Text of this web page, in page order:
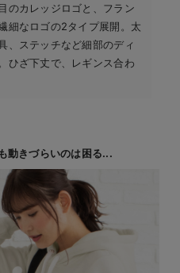
のカレッジロゴと、フラン
細なロゴの2タイプ展開。太
、ステッチなど細部のディ
ひざ下丈で、レギンス合わ
動きづらいのは困る...